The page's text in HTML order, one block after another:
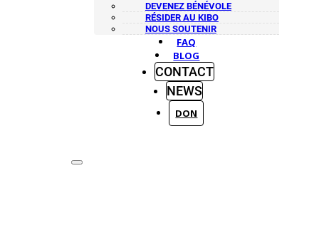
DEVENEZ BÉNÉVOLE
RÉSIDER AU KIBO
NOUS SOUTENIR
FAQ
BLOG
CONTACT
NEWS
DON